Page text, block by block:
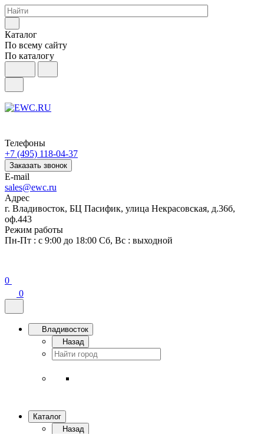
Каталог
По всему сайту
По каталогу
Телефоны
+7 (495) 118-04-37
Заказать звонок
E-mail
sales@ewc.ru
Адрес
г. Владивосток, БЦ Пасифик, улица Некрасовская, д.36б,
оф.443
Режим работы
Пн-Пт : с 9:00 до 18:00 Сб, Вс : выходной
0
0
Владивосток
Назад
Каталог
Назад